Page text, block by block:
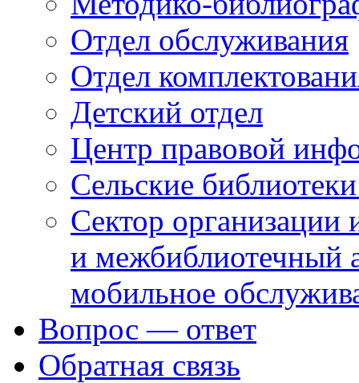
Отдел обслуживания
Отдел
Детский отдел
Центр правовой
Сельские
Сектор организации
и межбиблиотечный
мобильное
Вопрос — ответ
Обратная связь